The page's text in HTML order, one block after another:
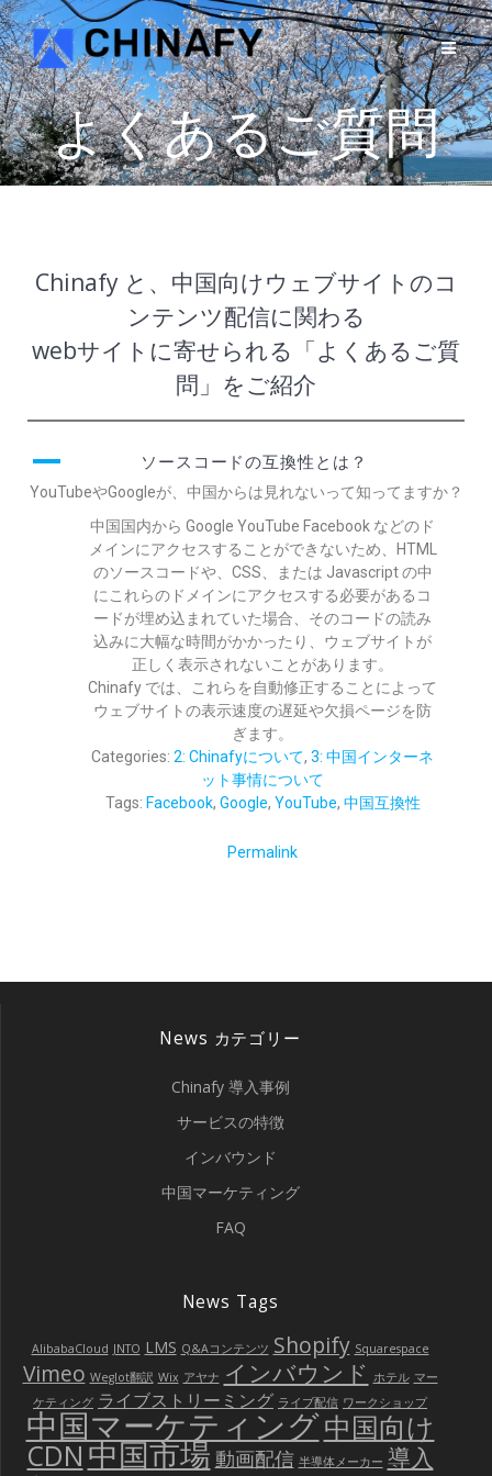
よくあるご質問
Chinafy と、中国向けウェブサイトのコ
ンテンツ配信に関わる
webサイトに寄せられる「よくあるご質
問」をご紹介
A ソースコードの互換性とは？
YouTubeやGoogleが、中国からは見れないって知ってますか？
中国国内から Google YouTube Facebook などのド
メインにアクセスすることができないため、HTML
のソースコードや、CSS、または Javascript の中
にこれらのドメインにアクセスする必要があるコ
ードが埋め込まれていた場合、そのコードの読み
込みに大幅な時間がかかったり、ウェブサイトが
正しく表示されないことがあります。
Chinafy では、これらを自動修正することによって
ウェブサイトの表示速度の遅延や欠損ページを防
ぎます。
Categories: 2: Chinafyについて, 3: 中国インターネ
ット事情について
Tags: Facebook, Google, YouTube, 中国互換性
Permalink
News カテゴリー
Chinafy 導入事例
サービスの特徴
インバウンド
中国マーケティング
FAQ
News Tags
AlibabaCloud JNTO LMS Q&Aコンテンツ Shopify Squarespace
Vimeo Weglot翻訳 Wix アヤナ インバウンド ホテル マー
ケティング ライブストリーミング ライブ配信 ワークショップ
中国マーケティング中国向け
CDN中国市場動画配信 半導体メーカー 導入